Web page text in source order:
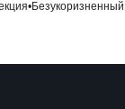
•Безукоризненный